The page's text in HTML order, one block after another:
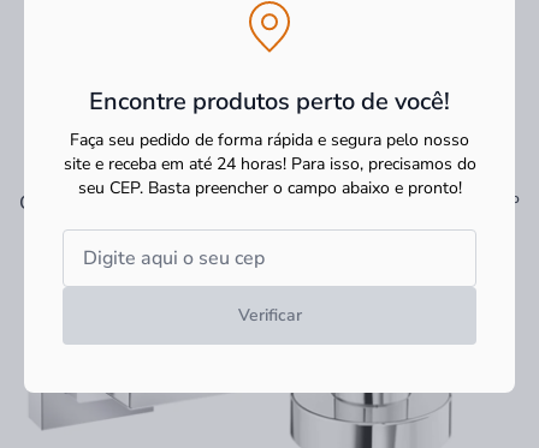
Encontre produtos perto de você!
Faça seu pedido de forma rápida e segura pelo nosso
site e receba em até 24 horas! Para isso, precisamos do
seu CEP. Basta preencher o campo abaixo e pronto!
Verificar
Os mais vendidos Ver tudo